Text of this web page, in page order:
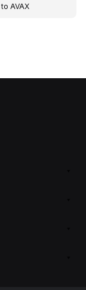
to AVAX